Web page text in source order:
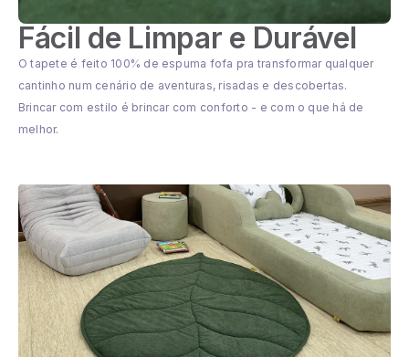
Fácil de Limpar e Durável
O tapete é feito 100% de espuma fofa pra transformar qualquer
cantinho num cenário de aventuras, risadas e descobertas.
Brincar com estilo é brincar com conforto - e com o que há de
melhor.